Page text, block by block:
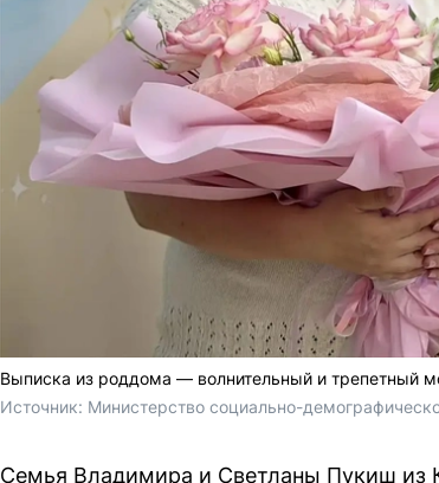
Выписка из роддома — волнительный и трепетный
Источник: Министерство социально-
Семья Владимира и Светланы Пукиш из